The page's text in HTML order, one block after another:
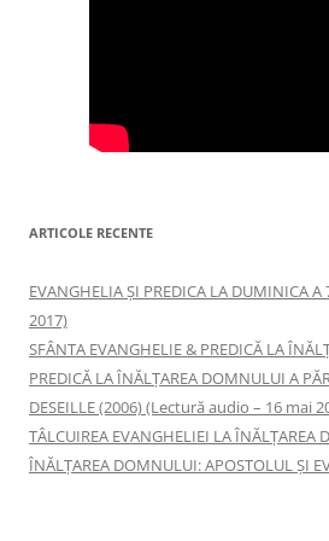
ARTICOLE RECENTE
EVANGHELIA ȘI PREDICA LA DUMINICA
2017)
SFÂNTA EVANGHELIE & PREDICĂ LA
PREDICĂ LA ÎNĂLŢAREA DOMNULUI A
DESEILLE (2006) (Lectură audio – 16 mai
TÂLCUIREA EVANGHELIEI LA ÎNĂLŢAREA
ÎNĂLŢAREA DOMNULUI: APOSTOLUL ȘI